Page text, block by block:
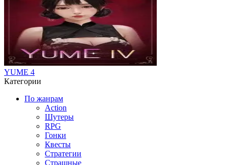
YUME 4
Категории
По жанрам
Action
Шутеры
RPG
Гонки
Квесты
Стратегии
Страшные